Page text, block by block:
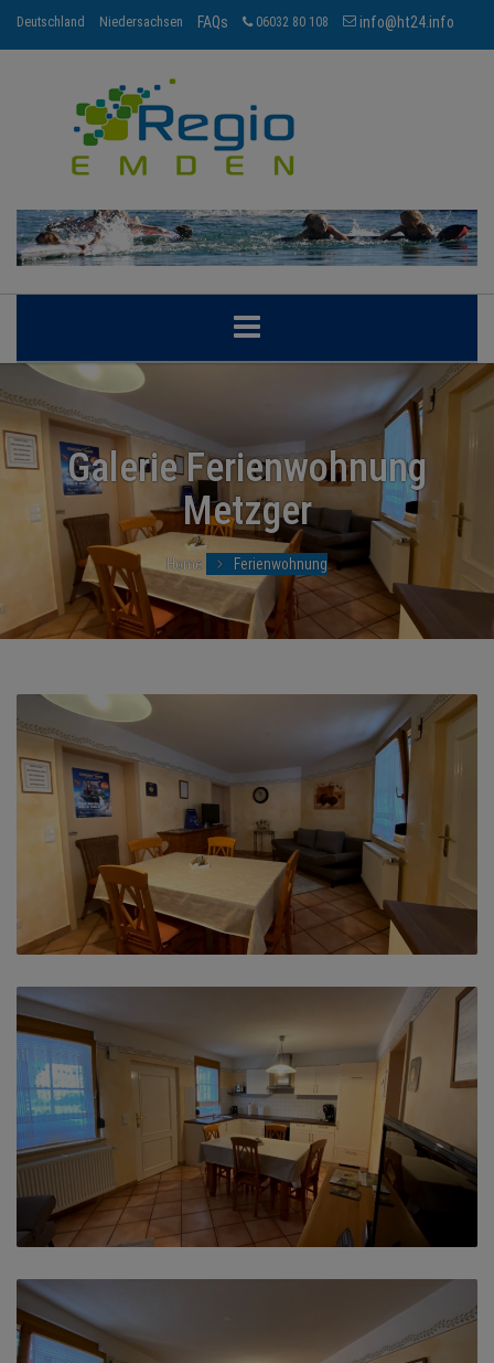
Deutschland Niedersachsen FAQs 06032 80 108 info@ht24.info
EMDEN
BRANCHEN
NEWS
TERMINE
ANGEBOTE
KONTAKT
Galerie Ferienwohnung
Metzger
Home Ferienwohnung